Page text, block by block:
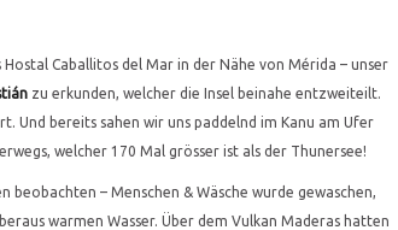
Caballitos del Mar in der Nähe von Mérida – unser
zu erkunden, welcher die Insel beinahe entzweiteilt.
Und bereits sahen wir uns paddelnd im Kanu am Ufer
welcher 170 Mal grösser ist als der Thunersee!
beobachten – Menschen & Wäsche wurde gewaschen,
warmen Wasser. Über dem Vulkan Maderas hatten